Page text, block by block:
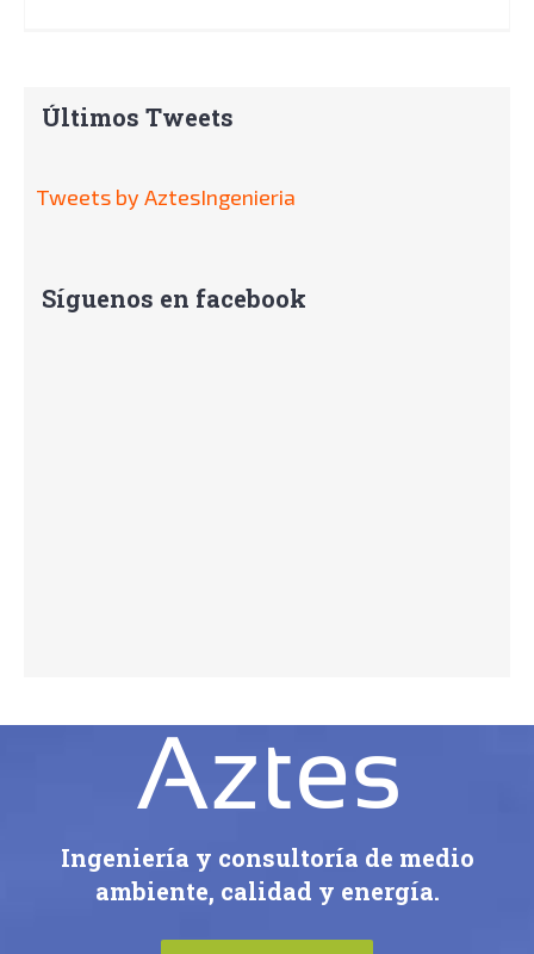
Últimos Tweets
Tweets by AztesIngenieria
Síguenos en facebook
Ingeniería y consultoría de medio
ambiente, calidad y energía.